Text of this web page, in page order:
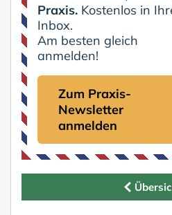
Praxis. Kostenlos in
Inbox.
Am besten gleich
anmelden!
Zum Praxis-
Newsletter
anmelden